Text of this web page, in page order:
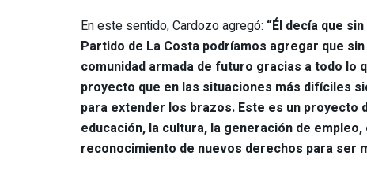
En este sentido, Cardozo agregó: “Él decía que
Partido de La Costa podríamos agregar que
comunidad armada de futuro gracias a todo lo
proyecto que en las situaciones más difíciles
para extender los brazos. Este es un proyecto
educación, la cultura, la generación de
reconocimiento de nuevos derechos para ser